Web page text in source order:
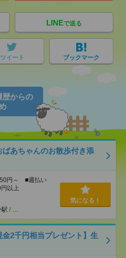
LINEで送る
ツイート ブックマーク
歴からの
ばあちゃんのお散歩付き添
円～ ■週払い
以上
駅 / …
気になる！
2千円相当プレゼント】生